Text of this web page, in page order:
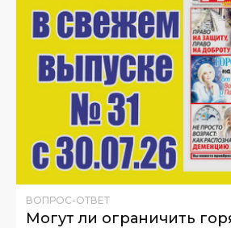
ВОПРОС-ОТВЕТ
Могут ли ограничить